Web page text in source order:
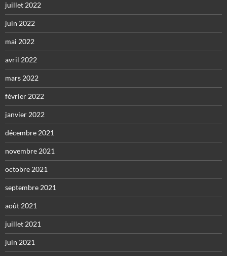
juillet 2022
juin 2022
mai 2022
avril 2022
mars 2022
février 2022
janvier 2022
décembre 2021
novembre 2021
octobre 2021
septembre 2021
août 2021
juillet 2021
juin 2021